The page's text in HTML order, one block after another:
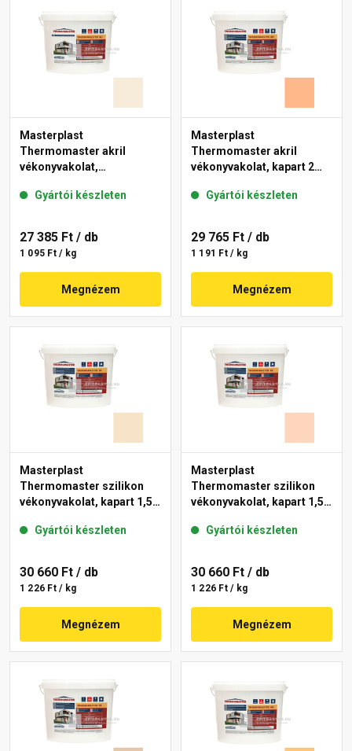
Masterplast
Thermomaster akril
vékonyvakolat,
48-F 25 kg
Gyártói készleten
27 385 Ft / db
1 095 Ft / kg
Megnézem
Masterplast
Thermomaster akril
vékonyvakolat, kapart 2
Gyártói készleten
29 765 Ft / db
1 191 Ft / kg
Megnézem
Masterplast
Thermomaster szilikon
vékonyvakolat, kapart 1,5
Gyártói készleten
30 660 Ft / db
1 226 Ft / kg
Megnézem
Masterplast
Thermomaster szilikon
vékonyvakolat, kapart 1,5
Gyártói készleten
30 660 Ft / db
1 226 Ft / kg
Megnézem